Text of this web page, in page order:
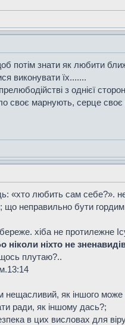
потім знати як любити
виконувати їх.......
з однієї
своє марнують, серце
любить сам себе?». не
неправильно бути
хіба не протилежне
ніколи ніхто не
плутаю?..
як іншого
ради, як іншому дась?;
в цих висловах для